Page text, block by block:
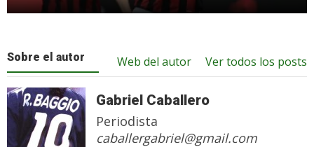
Sobre el autor Ver todos los posts
Web del autor
Gabriel Caballero
Periodista
caballergabriel@gmail.com